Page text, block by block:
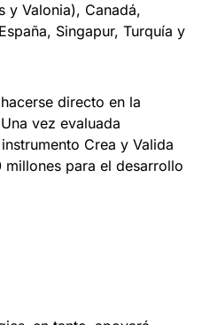
y Valonia), Canadá,
Singapur, Turquía y
directo en la
Una vez evaluada
Crea y Valida
para el desarrollo